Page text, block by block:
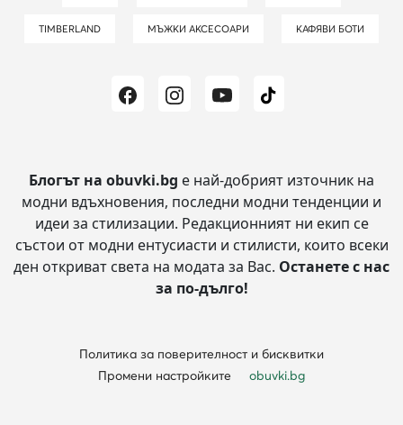
TIMBERLAND МЪЖКИ АКСЕСОАРИ КАФЯВИ БОТИ
Блогът на obuvki.bg е най-добрият източник на
модни вдъхновения, последни модни тенденции и
идеи за стилизации. Редакционният ни екип се
състои от модни ентусиасти и стилисти, които всеки
ден откриват света на модата за Вас. Останете с нас
за по-дълго!
Политика за поверителност и бисквитки
Промени настройките
obuvki.bg